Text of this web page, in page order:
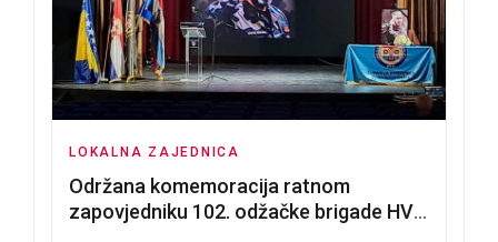
LOKALNA ZAJEDNICA
Održana komemoracija ratnom
zapovjedniku 102. odžačke brigade HVO